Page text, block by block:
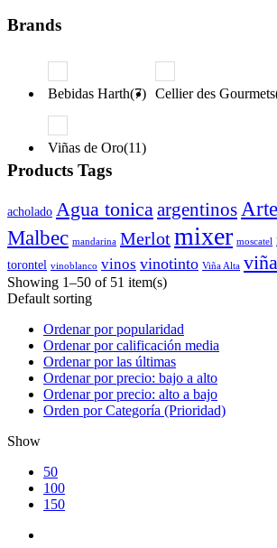
Brands
Bebidas Harth(7) Cellier des
Viñas de Oro(11)
Products Tags
acholado Agua tonicaargentinos
Malbec mandarina Merlotmixer moscatel
torontel vinoblanco vinos vinotinto Viña Alta
Showing 1–50 of 51 item(s)
Default sorting
Ordenar por popularidad
Ordenar por calificación media
Ordenar por las últimas
Ordenar por precio: bajo a alto
Ordenar por precio: alto a bajo
Orden por Categoría (Prioridad)
Show
50
100
150